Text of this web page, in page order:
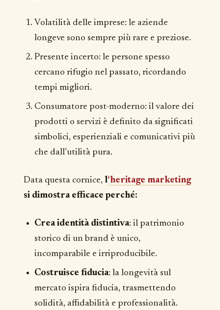
Volatilità delle imprese: le aziende
longeve sono sempre più rare e preziose.
Presente incerto: le persone spesso
cercano rifugio nel passato, ricordando
tempi migliori.
Consumatore post-moderno: il valore dei
prodotti o servizi è definito da significati
simbolici, esperienziali e comunicativi più
che dall’utilità pura.
Data questa cornice, l‘heritage marketing
si dimostra efficace perché:
Crea identità distintiva: il patrimonio
storico di un brand è unico,
incomparabile e irriproducibile.
Costruisce fiducia: la longevità sul
mercato ispira fiducia, trasmettendo
solidità, affidabilità e professionalità.